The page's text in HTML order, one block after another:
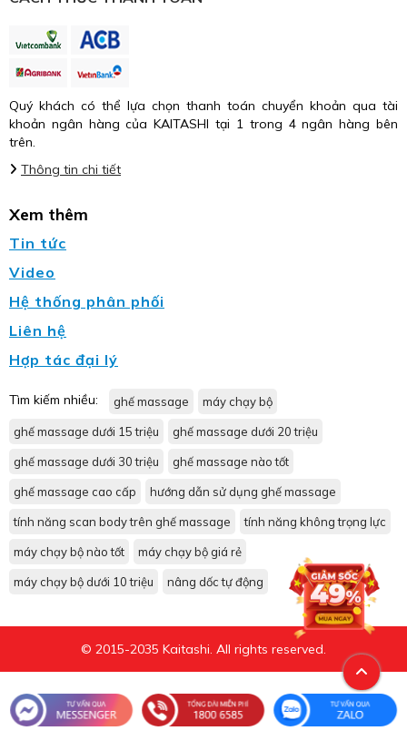
Quý khách có thể lựa chọn thanh toán chuyển khoản qua tài
khoản ngân hàng của KAITASHI tại 1 trong 4 ngân hàng bên
trên.
Thông tin chi tiết
Xem thêm
Tin tức
Video
Hệ thống phân phối
Liên hệ
Hợp tác đại lý
Tìm kiếm nhiều: ghế massage máy chạy bộ
ghế massage dưới 15 triệu ghế massage dưới 20 triệu
ghế massage dưới 30 triệu ghế massage nào tốt
ghế massage cao cấp hướng dẫn sử dụng ghế massage
tính năng scan body trên ghế massage tính năng không trọng lực
máy chạy bộ nào tốt máy chạy bộ giá rẻ
máy chạy bộ dưới 10 triệu nâng dốc tự động
© 2015-2035 Kaitashi. All rights reserved.